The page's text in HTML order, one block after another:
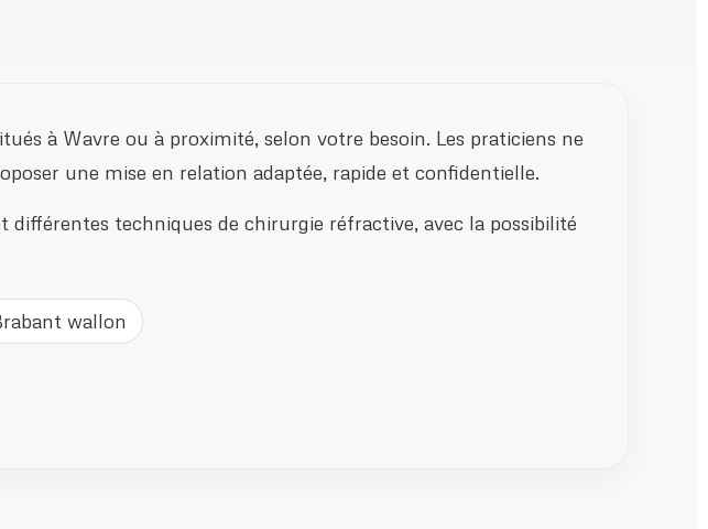
à Wavre ou à proximité, selon votre besoin. Les praticiens ne
une mise en relation adaptée, rapide et confidentielle.
techniques de chirurgie réfractive, avec la possibilité
wallon